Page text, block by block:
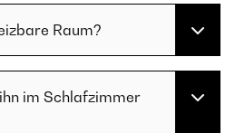
Raum?
im Schlafzimmer